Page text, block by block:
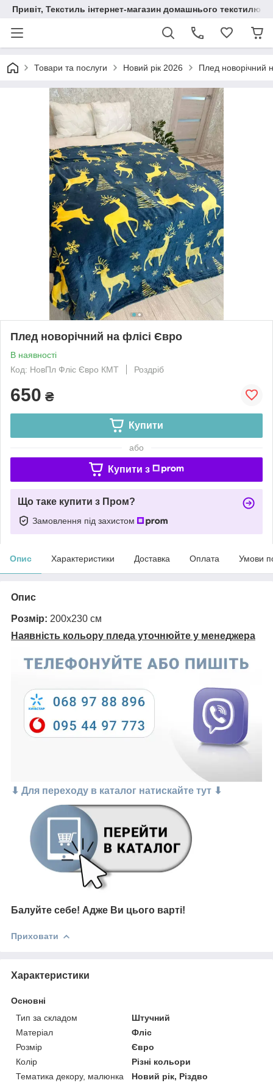
Привіт, Текстиль інтернет-магазин домашнього текстилю
Товари та послуги Новий рік 2026 Плед новорічний
Плед новорічний на флісі Євро
В наявності
Код: НовПл Фліс Євро КМТ
Роздріб
650 ₴
Купити
або
Купити з
Що таке купити з Пром?
Замовлення під захистом
Опис Характеристики Доставка Оплата Умови
Опис
Розмір: 200х230 см
Наявність кольору пледа уточнюйте у менеджера
⬇ Для переходу в каталог натискайте тут ⬇
Балуйте себе! Адже Ви цього варті!
Приховати
Характеристики
Основні
Тип за складом
Штучний
Матеріал
Фліс
Розмір
Євро
Колір
Різні кольори
Тематика декору, малюнка
Новий рік, Різдво